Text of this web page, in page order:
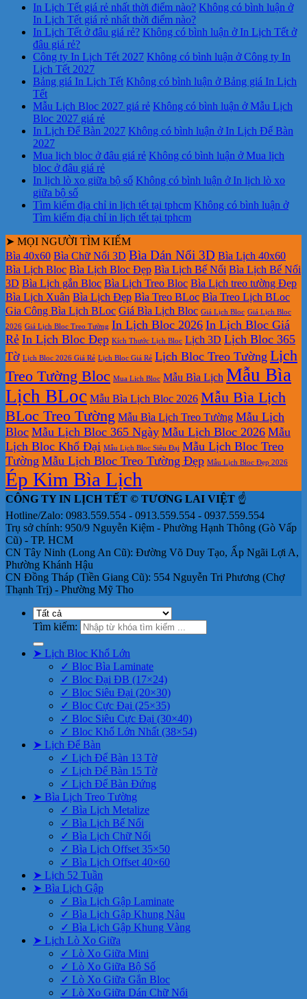
In Lịch Tết giá rẻ nhất thời điểm nào? Không có bình luận ở
In Lịch Tết giá rẻ nhất thời điểm nào?
In Lịch Tết ở đâu giá rẻ? Không có bình luận ở In Lịch Tết ở
đâu giá rẻ?
Công ty In Lịch Tết 2027 Không có bình luận ở Công ty In
Lịch Tết 2027
Bảng giá In Lịch Tết Không có bình luận ở Bảng giá In Lịch
Tết
Mẫu Lịch Bloc 2027 giá rẻ Không có bình luận ở Mẫu Lịch
Bloc 2027 giá rẻ
In Lịch Để Bàn 2027 Không có bình luận ở In Lịch Để Bàn
2027
Mua lịch bloc ở đâu giá rẻ Không có bình luận ở Mua lịch
bloc ở đâu giá rẻ
In lịch lò xo giữa bộ số Không có bình luận ở In lịch lò xo
giữa bộ số
Tìm kiếm địa chỉ in lịch tết tại tphcm Không có bình luận ở
Tìm kiếm địa chỉ in lịch tết tại tphcm
➤ MỌI NGƯỜI TÌM KIẾM
Bìa 40x60 Bìa Chữ Nổi 3D Bìa Dán Nổi 3D Bìa Lịch 40x60
Bìa Lịch Bloc Bìa Lịch Bloc Đẹp Bìa Lịch Bế Nổi Bìa Lịch Bế Nổi
3D Bìa Lịch gắn Bloc Bìa Lịch Treo Bloc Bìa Lịch treo tường Đẹp
Bìa Lịch Xuân Bìa Lịch Đẹp Bìa Treo BLoc Bìa Treo Lịch BLoc
Gia Công Bìa Lịch BLoc Giá Bìa Lịch Bloc Giá Lịch Bloc Giá Lịch Bloc
2026 Giá Lịch Bloc Treo Tường In Lịch Bloc 2026 In Lịch Bloc Giá
Rẻ In Lịch Bloc Đẹp Kích Thước Lịch Bloc Lịch 3D Lịch Bloc 365
Tờ Lịch Bloc 2026 Giá Rẻ Lịch Bloc Giá Rẻ Lịch Bloc Treo Tường Lịch
Treo Tường Bloc Mua Lich Bloc Mẫu Bìa Lịch Mẫu Bìa
Lịch BLoc Mẫu Bìa Lịch Bloc 2026 Mẫu Bìa Lịch
BLoc Treo Tường Mẫu Bìa Lịch Treo Tường Mẫu Lịch
Bloc Mẫu Lịch Bloc 365 Ngày Mẫu Lịch Bloc 2026 Mẫu
Lịch Bloc Khổ Đại Mẫu Lịch Bloc Siêu Đại Mẫu Lịch Bloc Treo
Tường Mẫu Lịch Bloc Treo Tường Đẹp Mẫu Lịch Bloc Đẹp 2026
Ép Kim Bìa Lịch
CÔNG TY IN LỊCH TẾT © TƯƠNG LAI VIỆT ☝️
Hotline/Zalo: 0983.559.554 - 0913.559.554 - 0937.559.554
Trụ sở chính: 950/9 Nguyễn Kiệm - Phường Hạnh Thông (Gò Vấp
Cũ) - TP. HCM
CN Tây Ninh (Long An Cũ): Đường Võ Duy Tạo, Ấp Ngãi Lợi A,
Phường Khánh Hậu
CN Đồng Tháp (Tiền Giang Cũ): 554 Nguyễn Tri Phương (Chợ
Thạnh Trị) - Phường Mỹ Tho
Tìm kiếm:
➤ Lịch Bloc Khổ Lớn
✓ Bloc Bìa Laminate
✓ Bloc Đại ĐB (17×24)
✓ Bloc Siêu Đại (20×30)
✓ Bloc Cực Đại (25×35)
✓ Bloc Siêu Cực Đại (30×40)
✓ Bloc Khổ Lớn Nhất (38×54)
➤ Lịch Để Bàn
✓ Lịch Để Bàn 13 Tờ
✓ Lịch Để Bàn 15 Tờ
✓ Lịch Để Bàn Đứng
➤ Bìa Lịch Treo Tường
✓ Bìa Lịch Metalize
✓ Bìa Lịch Bế Nổi
✓ Bìa Lịch Chữ Nổi
✓ Bìa Lịch Offset 35×50
✓ Bìa Lịch Offset 40×60
➤ Lịch 52 Tuần
➤ Bìa Lịch Gập
✓ Bìa Lịch Gập Laminate
✓ Bìa Lịch Gập Khung Nâu
✓ Bìa Lịch Gập Khung Vàng
➤ Lịch Lò Xo Giữa
✓ Lò Xo Giữa Mini
✓ Lò Xo Giữa Bộ Số
✓ Lò Xo Giữa Gắn Bloc
✓ Lò Xo Giữa Dán Chữ Nổi